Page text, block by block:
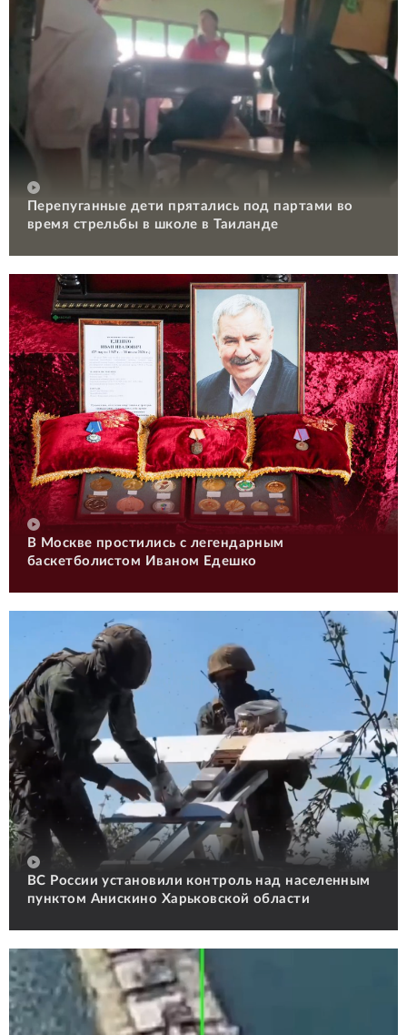
Перепуганные дети прятались под партами во
время стрельбы в школе в Таиланде
В Москве простились с легендарным
баскетболистом Иваном Едешко
ВС России установили контроль над населенным
пунктом Анискино Харьковской области